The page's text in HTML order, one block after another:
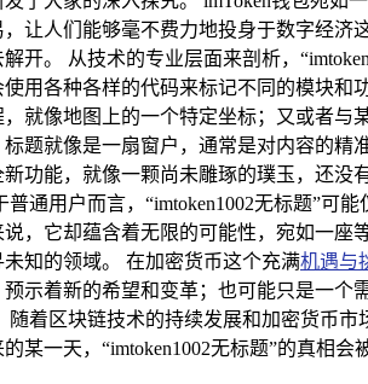
让人们能够毫不费力地投身于数字经济
开。 从技术的专业层面来剖析，
用各种各样的代码来标记不同的模块
就像地图上的一个特定坐标；又或者
题就像是一扇窗户，通常是对内容的
功能，就像一颗尚未雕琢的璞玉，还
通用户而言，“imtoken1002无标题”可
，它却蕴含着无限的可能性，宛如一
知的领域。 在加密货币这个充满机遇与
示着新的希望和变革；也可能只是一
着区块链技术的持续发展和加密货币
某一天，“imtoken1002无标题”的真相